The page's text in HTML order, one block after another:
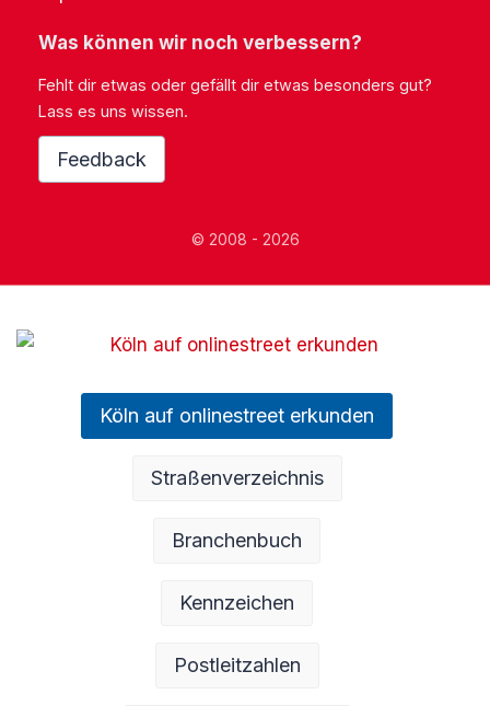
Was können wir noch verbessern?
Fehlt dir etwas oder gefällt dir etwas besonders gut?
Lass es uns wissen.
Feedback
© 2008 - 2026
Köln auf onlinestreet erkunden
Straßenverzeichnis
Branchenbuch
Kennzeichen
Postleitzahlen